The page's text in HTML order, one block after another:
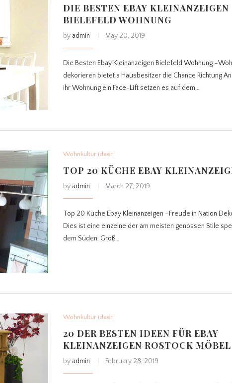
DIE BESTEN EBAY KLEINANZEIGEN
BIELEFELD WOHNUNG
by admin May 20, 2019
Die Besten Ebay Kleinanzeigen Bielefeld Wohnung
dekorieren bietet a Hausbesitzer die Chance Richtung
ihr Wohnung ein Face-Lift setzen es auf dem…
Wohnkultur ideen
TOP 20 KÜCHE EBAY
by admin March 27, 2019
Top 20 Küche Ebay Kleinanzeigen –Freude in Nation
Dies ist eine einzelne der am meisten genossen Stile
dem Süden. Groß…
Wohnkultur ideen
20 DER BESTEN IDEEN FÜR EBAY
KLEINANZEIGEN ROSTOCK MÖBEL
by admin February 28, 2019